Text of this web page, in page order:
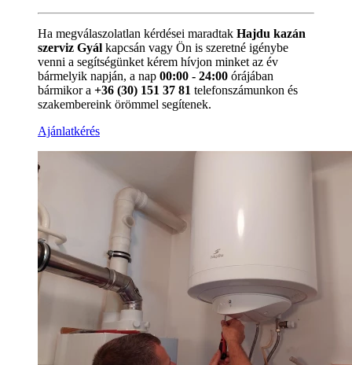
Ha megválaszolatlan kérdései maradtak Hajdu kazán
szerviz Gyál kapcsán vagy Ön is szeretné igénybe
venni a segítségünket kérem hívjon minket az év
bármelyik napján, a nap 00:00 - 24:00 órájában
bármikor a +36 (30) 151 37 81 telefonszámunkon és
szakembereink örömmel segítenek.
Ajánlatkérés